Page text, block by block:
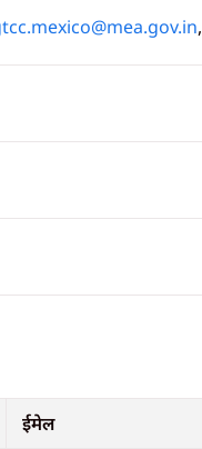
,
ईमेल